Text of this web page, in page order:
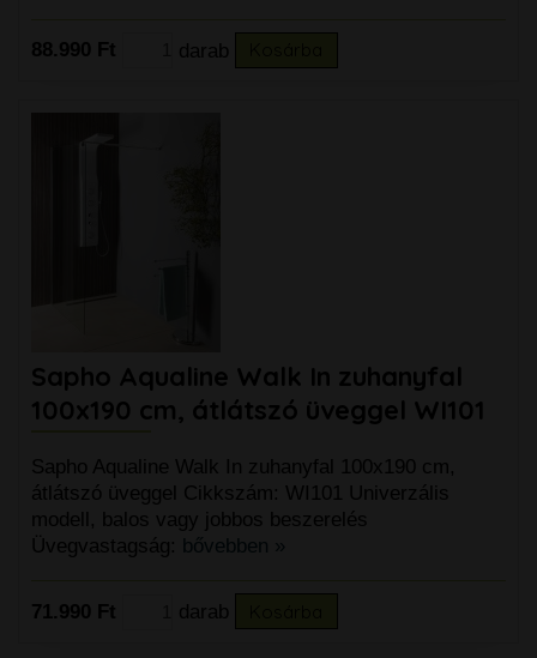
88.990 Ft darab
Sapho Aqualine Walk In zuhanyfal
100x190 cm, átlátszó üveggel WI101
Sapho Aqualine Walk In zuhanyfal 100x190 cm,
átlátszó üveggel Cikkszám: WI101 Univerzális
modell, balos vagy jobbos beszerelés
Üvegvastagság:
bővebben »
71.990 Ft darab